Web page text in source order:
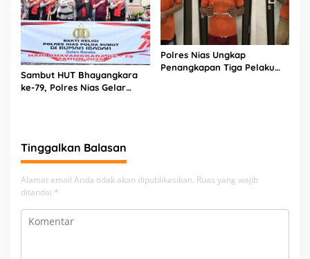
Sambut HUT Bhayangkara
ke-79, Polres Nias Gelar
Polres Nias Ungkap
Penangkapan Tiga Pelaku
Tinggalkan Balasan
Alamat email Anda tidak akan dipublikasikan. Ruas yang wajib
ditandai *